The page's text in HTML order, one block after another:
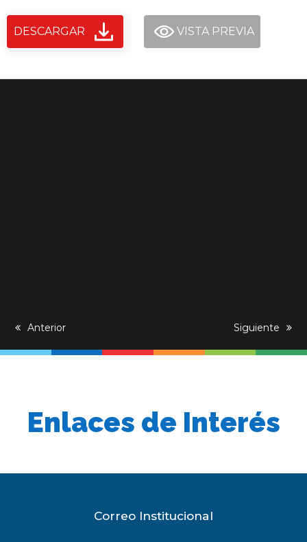
DESCARGAR VISTA PREVIA
previous
Anterior
next
Siguiente
Enlaces de Interés
Correo Institucional